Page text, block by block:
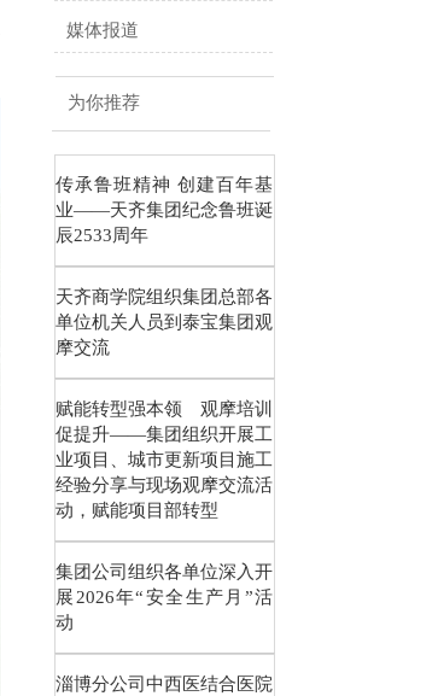
媒体报道
为你推荐
传承鲁班精神 创建百年基
业——天齐集团纪念鲁班诞
辰2533周年
天齐商学院组织集团总部各
单位机关人员到泰宝集团观
摩交流
赋能转型强本领 观摩培训
促提升——集团组织开展工
业项目、城市更新项目施工
经验分享与现场观摩交流活
动，赋能项目部转型
集团公司组织各单位深入开
展2026年“安全生产月”活
动
淄博分公司中西医结合医院